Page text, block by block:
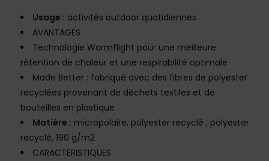
Usage : activités outdoor quotidiennes
AVANTAGES
Technologie Warmflight pour une meilleure
rétention de chaleur et une respirabilité optimale
Made Better : fabriqué avec des fibres de polyester
recyclées provenant de déchets textiles et de
bouteilles en plastique
Matière : micropolaire, polyester recyclé , polyester
recyclé, 190 g/m2
CARACTÉRISTIQUES